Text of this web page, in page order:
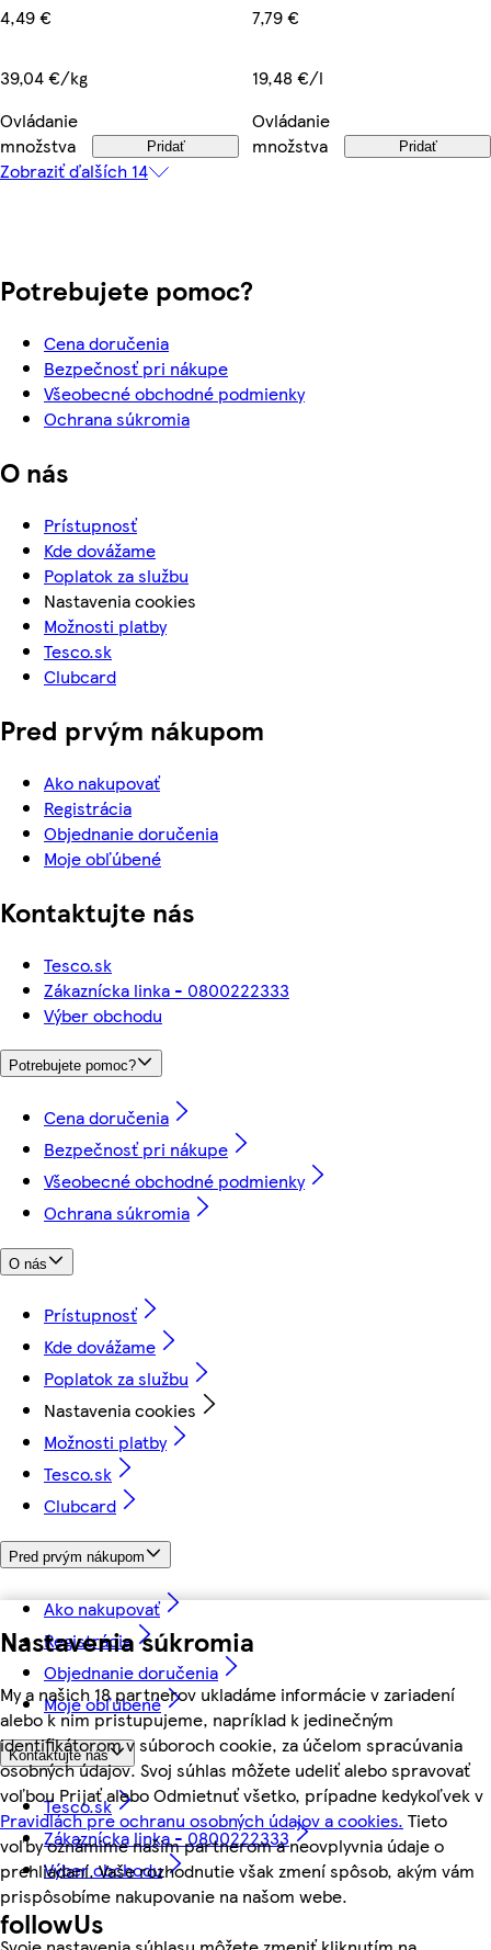
Nastavenia súkromia
My a našich 18 partnerov ukladáme informácie v zariadení
alebo k nim pristupujeme, napríklad k jedinečným
identifikátorom v súboroch cookie, za účelom spracúvania
osobných údajov. Svoj súhlas môžete udeliť alebo spravovať
voľbou Prijať alebo Odmietnuť všetko, prípadne kedykoľvek v
Pravidlách pre ochranu osobných údajov a cookies. Tieto
voľby oznámime našim partnerom a neovplyvnia údaje o
prehliadaní. Vaše rozhodnutie však zmení spôsob, akým vám
prispôsobíme nakupovanie na našom webe.
4,49 €
39,04 €/kg
Ovládanie
množstva
Pridať
7,79 €
19,48 €/l
Ovládanie
množstva
Pridať
Zobraziť ďalších 14
Potrebujete pomoc?
Cena doručenia
Bezpečnosť pri nákupe
Všeobecné obchodné podmienky
Ochrana súkromia
O nás
Prístupnosť
Kde dovážame
Poplatok za službu
Nastavenia cookies
Možnosti platby
Tesco.sk
Clubcard
Pred prvým nákupom
Ako nakupovať
Registrácia
Objednanie doručenia
Moje obľúbené
Kontaktujte nás
Tesco.sk
Zákaznícka linka - 0800222333
Výber obchodu
Potrebujete pomoc?
Cena doručenia
Bezpečnosť pri nákupe
Všeobecné obchodné podmienky
Ochrana súkromia
O nás
Prístupnosť
Kde dovážame
Poplatok za službu
Nastavenia cookies
Možnosti platby
Tesco.sk
Clubcard
Pred prvým nákupom
Ako nakupovať
Registrácia
Objednanie doručenia
Moje obľúbené
Kontaktujte nás
Tesco.sk
Zákaznícka linka - 0800222333
Výber obchodu
followUs